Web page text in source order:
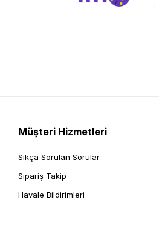
Müşteri Hizmetleri
Sıkça Sorulan Sorular
Sipariş Takip
Havale Bildirimleri